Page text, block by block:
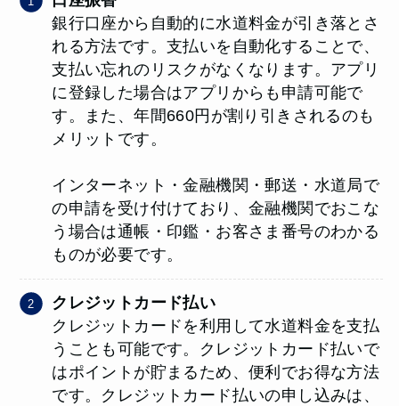
銀行口座から自動的に水道料金が引き落とさ
れる方法です。支払いを自動化することで、
支払い忘れのリスクがなくなります。アプリ
に登録した場合はアプリからも申請可能で
す。また、年間660円が割り引きされるのも
メリットです。
インターネット・金融機関・郵送・水道局で
の申請を受け付けており、金融機関でおこな
う場合は通帳・印鑑・お客さま番号のわかる
ものが必要です。
クレジットカード払い
クレジットカードを利用して水道料金を支払
うことも可能です。クレジットカード払いで
はポイントが貯まるため、便利でお得な方法
です。クレジットカード払いの申し込みは、